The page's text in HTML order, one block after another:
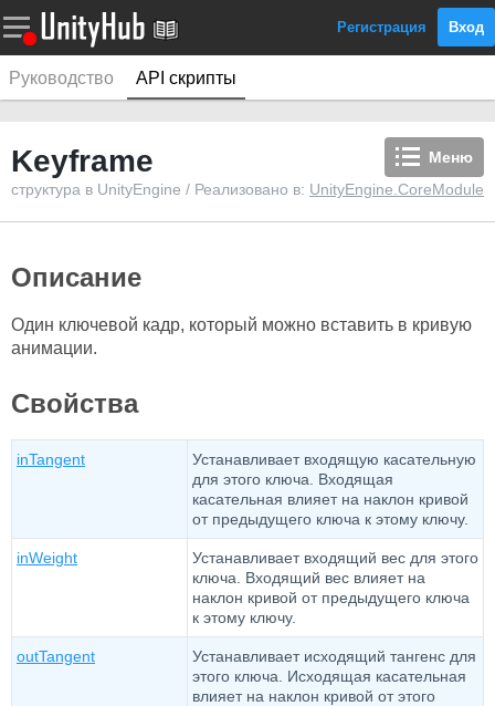
Регистрация Вход
Руководство API скрипты
Меню
Keyframe
структура в UnityEngine / Реализовано в: UnityEngine.CoreModule
Описание
Один ключевой кадр, который можно вставить в кривую
анимации.
Свойства
inTangent
Устанавливает входящую касательную
для этого ключа. Входящая
касательная влияет на наклон кривой
от предыдущего ключа к этому ключу.
inWeight
Устанавливает входящий вес для этого
ключа. Входящий вес влияет на
наклон кривой от предыдущего ключа
к этому ключу.
outTangent
Устанавливает исходящий тангенс для
этого ключа. Исходящая касательная
влияет на наклон кривой от этого